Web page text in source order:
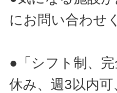
にお問い合わせ
●「シフト制、
休み、週3以内